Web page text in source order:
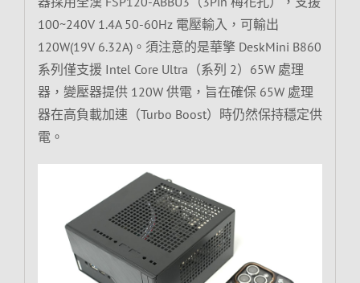
100~240V 1.4A 50-60Hz 電壓輸入，可輸出
120W(19V 6.32A)。須注意的是華擎 DeskMini B860
系列僅支援 Intel Core Ultra（系列 2）65W 處理
器，變壓器提供 120W 供電，旨在確保 65W 處理
器在高負載加速（Turbo Boost）時仍然保持穩定供
電。